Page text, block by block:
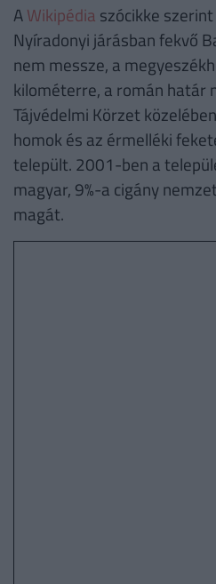
AWikipédia szócikke
Nyíradonyi járásban fekvő
nem messze, a
kilométerre, a román határ
Tájvédelmi Körzet
homok és az érmelléki
települt. 2001-ben a
magyar, 9%-a cigány
magát.